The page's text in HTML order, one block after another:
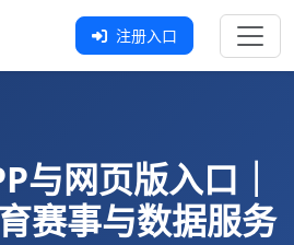
注册入口
与网页版入口｜
赛事与数据服务